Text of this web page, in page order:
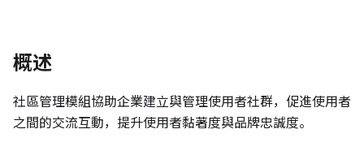
概述
社區管理模組協助企業建立與管理使用者社群，促進使用者
之間的交流互動，提升使用者黏著度與品牌忠誠度。